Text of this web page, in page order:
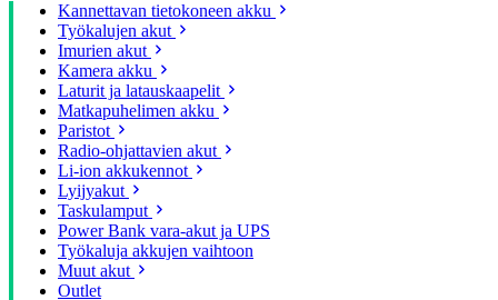
Kannettavan tietokoneen akku
Työkalujen akut
Imurien akut
Kamera akku
Laturit ja latauskaapelit
Matkapuhelimen akku
Paristot
Radio-ohjattavien akut
Li-ion akkukennot
Lyijyakut
Taskulamput
Power Bank vara-akut ja UPS
Työkaluja akkujen vaihtoon
Muut akut
Outlet